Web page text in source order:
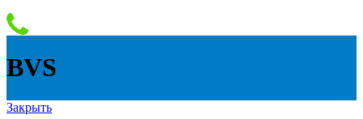
BVS
Закрыть